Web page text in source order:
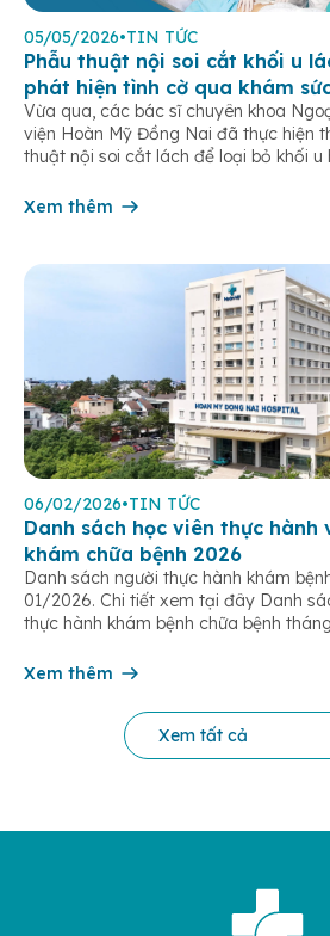
05/05/2026•TIN TỨC
Phẫu thuật nội soi cắt khối u
phát hiện tình cờ qua khám
Vừa qua, các bác sĩ chuyên khoa
viện Hoàn Mỹ Đồng Nai đã thực hiện
thuật nội soi cắt lách để loại bỏ khối u
chú ý, khối u này hoàn […]
Xem thêm
06/02/2026•TIN TỨC
Danh sách học viên thực hành
khám chữa bệnh 2026
Danh sách người thực hành khám
01/2026. Chi tiết xem tại đây Danh
thực hành khám bệnh chữa bệnh
chữa bệnh tháng 02/2026. Chi tiết
Xem thêm
Xem tất cả